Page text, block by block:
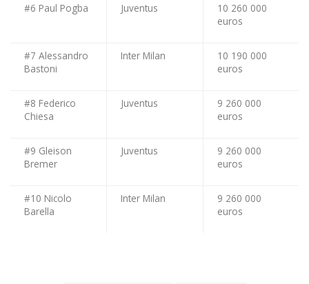
#6 Paul Pogba Juventus
10 260 000
euros
#7 Alessandro
Bastoni
Inter Milan
10 190 000
euros
#8 Federico
Chiesa
Juventus
9 260 000
euros
#9 Gleison
Bremer
Juventus
9 260 000
euros
#10 Nicolo
Barella
Inter Milan
9 260 000
euros